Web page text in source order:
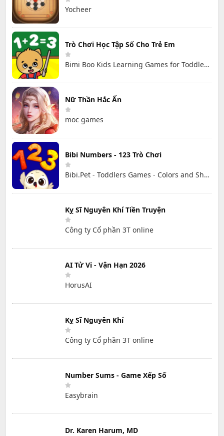
Yocheer
Trò Chơi Học Tập Số Cho Trẻ Em
Bimi Boo Kids Learning Games for Toddlers FZ-LLC
Nữ Thần Hắc Ấn
moc games
Bibi Numbers - 123 Trò Chơi
Bibi.Pet - Toddlers Games - Colors and Shapes
Kỵ Sĩ Nguyên Khí Tiền Truyện
Công ty Cổ phần 3T online
AI Tử Vi - Vận Hạn 2026
HorusAI
Kỵ Sĩ Nguyên Khí
Công ty Cổ phần 3T online
Number Sums - Game Xếp Số
Easybrain
Dr. Karen Harum, MD